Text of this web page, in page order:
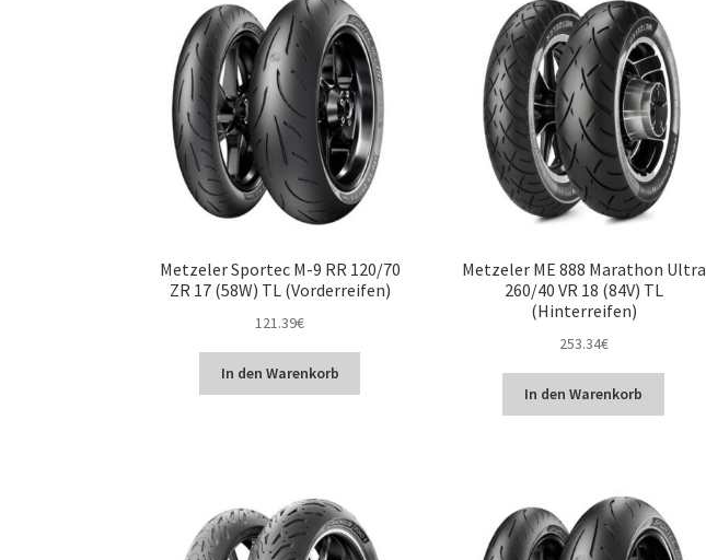
Metzeler Sportec M-9 RR 120/70
ZR 17 (58W) TL (Vorderreifen)
121.39€
In den Warenkorb
Metzeler ME 888 Marathon Ultra
260/40 VR 18 (84V) TL
(Hinterreifen)
253.34€
In den Warenkorb